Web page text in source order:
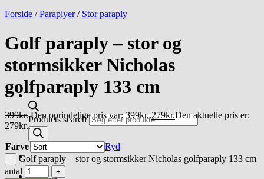
Products search
Forside / Paraplyer / Stor paraply
Golf paraply – stor og
stormsikker Nicholas
golfparaply 133 cm
399kr. Den oprindelige pris var: 399kr..279kr.Den aktuelle pris er:
279kr..
Farve
Ryd
Golf paraply – stor og stormsikker Nicholas golfparaply 133 cm
antal